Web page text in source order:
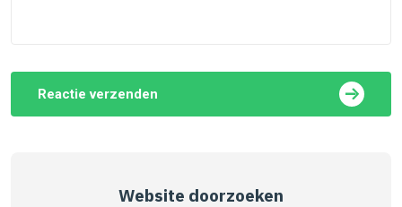
Reactie verzenden
Website doorzoeken